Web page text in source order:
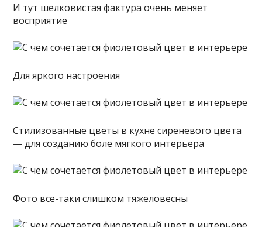
И тут шелковистая фактура очень меняет
восприятие
Для яркого настроения
Стилизованные цветы в кухне сиреневого цвета
— для созданию боле мягкого интерьера
Фото все-таки слишком тяжеловесны